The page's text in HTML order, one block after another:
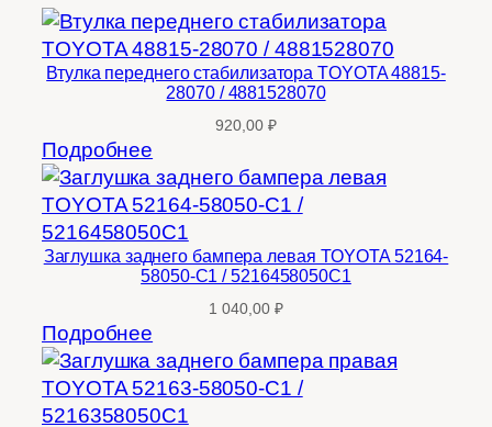
Втулка переднего стабилизатора TOYOTA 48815-
28070 / 4881528070
920,00 ₽
Подробнее
Заглушка заднего бампера левая TOYOTA 52164-
58050-C1 / 5216458050C1
1 040,00 ₽
Подробнее